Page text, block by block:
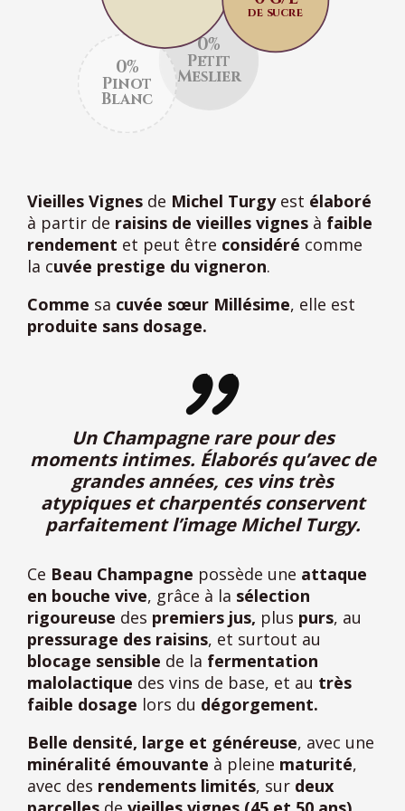
de sucre
0%
Petit
Meslier
0%
Pinot
Blanc
Vieilles Vignes de Michel Turgyest élaboré
à partir de raisins de vieilles vignes à faible
rendement et peut être considéré comme
la cuvée prestige du vigneron.
Comme sa cuvée sœur Millésime, elle est
produite sans dosage.
Un Champagne rare pour des
moments intimes. Élaborés qu’avec de
grandes années, ces vins très
atypiques et charpentés conservent
parfaitement l’image Michel Turgy.
Ce Beau Champagne possède une attaque
en bouche vive, grâce à la sélection
rigoureuse des premiers jus, plus purs, au
pressurage des raisins, et surtout au
blocage sensible de la fermentation
malolactique des vins de base, et au très
faible dosage lors du dégorgement.
Belle densité, large et généreuse, avec une
minéralité émouvante à pleine maturité,
avec des rendements limités, sur deux